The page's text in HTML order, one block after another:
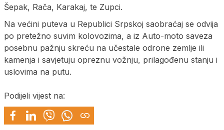
Šepak, Rača, Karakaj, te Zupci.
Na većini puteva u Republici Srpskoj saobraćaj se odvija
po pretežno suvim kolovozima, a iz Auto-moto saveza
posebnu pažnju skreću na učestale odrone zemlje ili
kamenja i savjetuju opreznu vožnju, prilagođenu stanju i
uslovima na putu.
Podijeli vijest na: